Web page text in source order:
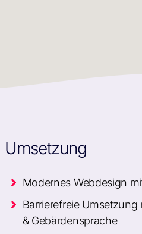
Umsetzung
Modernes Webdesign
Barrierefreie
& Gebärdensprache